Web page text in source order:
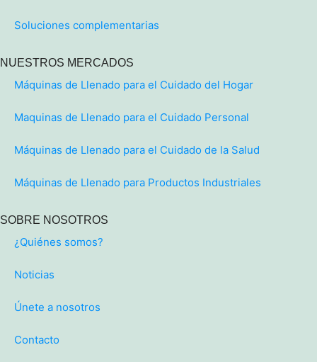
Soluciones complementarias
NUESTROS MERCADOS
Máquinas de Llenado para el Cuidado del Hogar
Maquinas de Llenado para el Cuidado Personal
Máquinas de Llenado para el Cuidado de la Salud
Máquinas de Llenado para Productos Industriales
SOBRE NOSOTROS
¿Quiénes somos?
Noticias
Únete a nosotros
Contacto